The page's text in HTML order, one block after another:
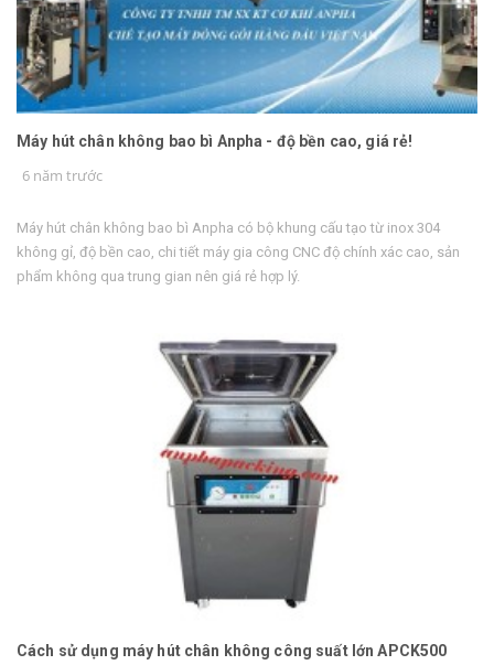
Máy hút chân không bao bì Anpha - độ bền cao, giá rẻ!
6 năm trước
Máy hút chân không bao bì Anpha có bộ khung cấu tạo từ inox 304
không gỉ, độ bền cao, chi tiết máy gia công CNC độ chính xác cao, sản
phẩm không qua trung gian nên giá rẻ hợp lý.
Cách sử dụng máy hút chân không công suất lớn APCK500